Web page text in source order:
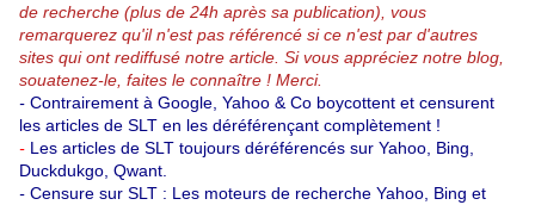
de recherche (plus de 24h après sa publication), vous
remarquerez qu'il n'est pas référencé si ce n'est par d'autres
sites qui ont rediffusé notre article. Si vous appréciez notre blog,
souatenez-le, faites le connaître ! Merci.
- Contrairement à Google, Yahoo & Co boycottent et censurent
les articles de SLT en les déréférençant complètement !
- Les articles de SLT toujours déréférencés sur Yahoo, Bing,
Duckdukgo, Qwant.
- Censure sur SLT : Les moteurs de recherche Yahoo, Bing et